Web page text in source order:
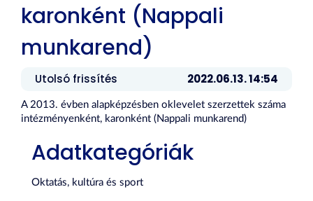
karonként (Nappali
munkarend)
Utolsó frissítés 2022.06.13. 14:54
A 2013. évben alapképzésben oklevelet szerzettek száma
intézményenként, karonként (Nappali munkarend)
Adatkategóriák
Oktatás, kultúra és sport